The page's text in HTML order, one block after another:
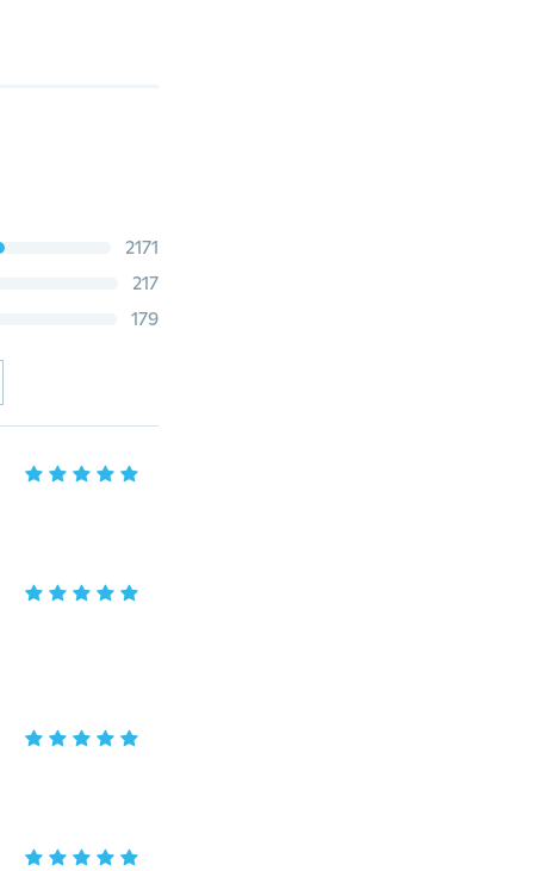
2171
217
179